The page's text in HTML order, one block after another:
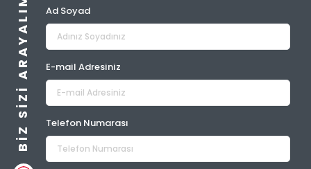
BIZ SIZI ARAYALIM Ad Soyad
E-mail Adresiniz
Telefon Numarası